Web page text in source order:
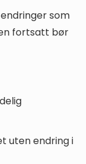
som
fortsatt bør
uten endring i